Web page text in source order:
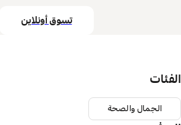
تسوق أونلاين
الفئات
الجمال والصحة